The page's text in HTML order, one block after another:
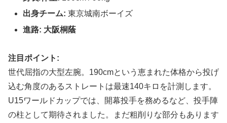
出身チーム: 東京城南ボーイズ
進路: 大阪桐蔭
注目ポイント:
世代屈指の大型左腕。190cmという恵まれた体格から投げ
込む角度のあるストレートは最速140キロを計測します。
U15ワールドカップでは、開幕投手を務めるなど、投手陣
の柱として期待されました。まだ粗削りな部分もあります